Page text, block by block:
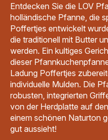
Entdecken Sie die LOV
holländische Pfanne, die
Poffertjes entwickelt
die traditionell mit Butter
werden. Ein kultiges
dieser
Ladung Poffertjes
individuelle Mulden. Die
robusten, integrierten
von der Herdplatte auf
einem schönen Naturton
gut aussieht!